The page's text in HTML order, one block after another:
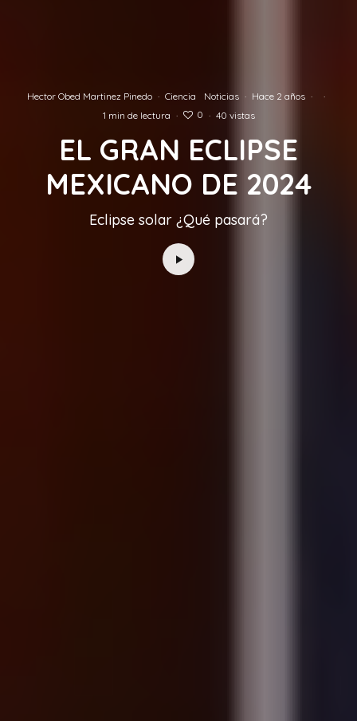
Hector Obed Martinez Pinedo · Ciencia Noticias · Hace 2 años ·
·
1 min de lectura · 0 · 40 vistas
EL GRAN ECLIPSE
MEXICANO DE 2024
Eclipse solar ¿Qué pasará?